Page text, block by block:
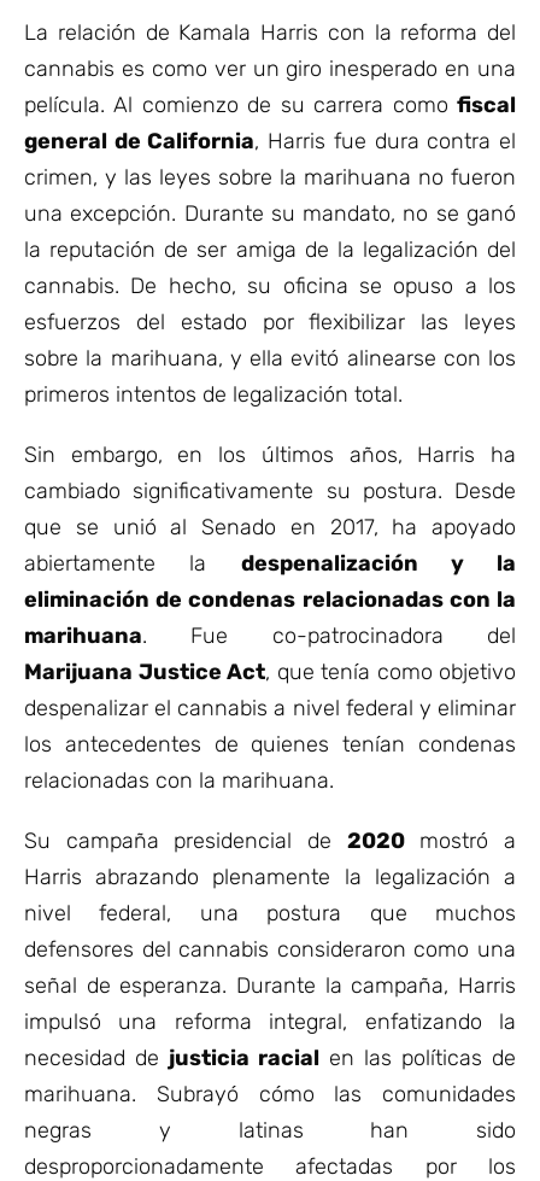
La relación de Kamala Harris con la reforma del
cannabis es como ver un giro inesperado en una
película. Al comienzo de su carrera como fiscal
general de California, Harris fue dura contra el
crimen, y las leyes sobre la marihuana no fueron
una excepción. Durante su mandato, no se ganó
la reputación de ser amiga de la legalización del
cannabis. De hecho, su oficina se opuso a los
esfuerzos del estado por flexibilizar las leyes
sobre la marihuana, y ella evitó alinearse con los
primeros intentos de legalización total.
Sin embargo, en los últimos años, Harris ha
cambiado significativamente su postura. Desde
que se unió al Senado en 2017, ha apoyado
abiertamente la despenalización y la
eliminación de condenas relacionadas con la
marihuana. Fue co-patrocinadora del
Marijuana Justice Act, que tenía como objetivo
despenalizar el cannabis a nivel federal y eliminar
los antecedentes de quienes tenían condenas
relacionadas con la marihuana.
Su campaña presidencial de 2020mostró a
Harris abrazando plenamente la legalización a
nivel federal, una postura que muchos
defensores del cannabis consideraron como una
señal de esperanza. Durante la campaña, Harris
impulsó una reforma integral, enfatizando la
necesidad de justicia racial en las políticas de
marihuana. Subrayó cómo las comunidades
negras y latinas han sido
desproporcionadamente afectadas por los